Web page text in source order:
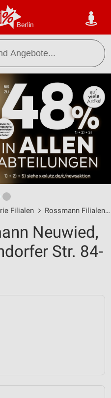
Berlin
Filialen Rossmann Filialen
Neuwied,
Str. 84-